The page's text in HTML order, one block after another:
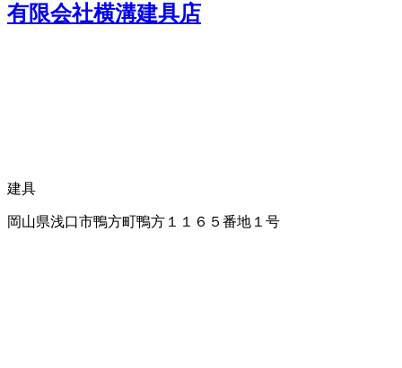
有限会社横溝建具店
建具
岡山県浅口市鴨方町鴨方１１６５番地１号